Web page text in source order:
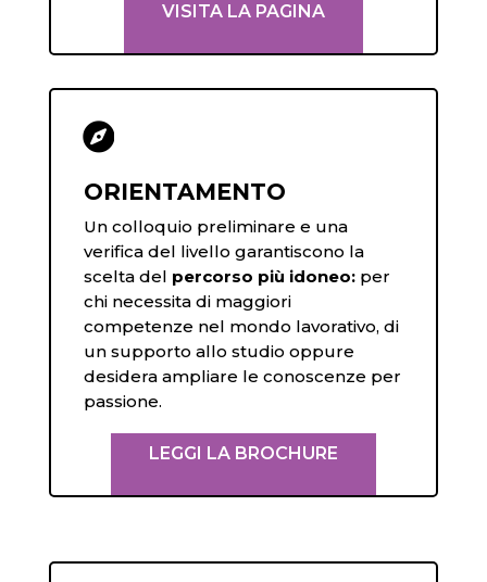
VISITA LA PAGINA

ORIENTAMENTO
Un colloquio preliminare e una
verifica del livello garantiscono la
scelta del percorso più idoneo:per
chi necessita di maggiori
competenze nel mondo lavorativo, di
un supporto allo studio oppure
desidera ampliare le conoscenze per
passione.
LEGGI LA BROCHURE